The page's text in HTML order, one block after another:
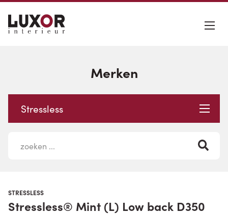
Merken
Stressless
STRESSLESS
Stressless® Mint (L) Low back D350